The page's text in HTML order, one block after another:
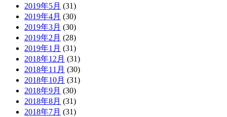
2019年5月 (31)
2019年4月 (30)
2019年3月 (30)
2019年2月 (28)
2019年1月 (31)
2018年12月 (31)
2018年11月 (30)
2018年10月 (31)
2018年9月 (30)
2018年8月 (31)
2018年7月 (31)